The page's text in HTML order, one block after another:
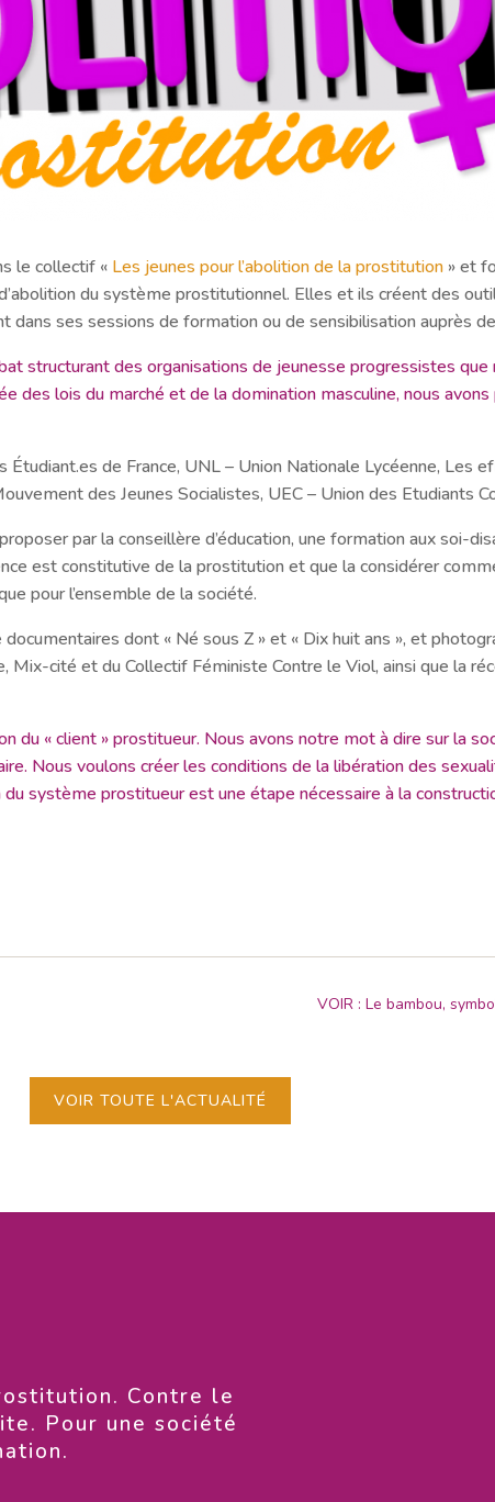
le collectif « Les jeunes pour l’abolition de la prostitution » et
du système prostitutionnel. Elles et ils créent des
dans ses sessions de formation ou de sensibilisation auprès
structurant des organisations de jeunesse progressistes que
lois du marché et de la domination masculine, nous avons
de France, UNL – Union Nationale Lycéenne, Les
des Jeunes Socialistes, UEC – Union des Etudiants
par la conseillère d’éducation, une formation aux soi-
est constitutive de la prostitution et que la considérer
pour l’ensemble de la société.
dont « Né sous Z » et « Dix huit ans », et
Mix-cité et du Collectif Féministe Contre le Viol, ainsi que la
du « client » prostitueur. Nous avons notre mot à dire sur la
Nous voulons créer les conditions de la libération des
système prostitueur est une étape nécessaire à la
VOIR : Le bambou,
VOIR TOUTE L'ACTUALITÉ
Contre le
Pour une société